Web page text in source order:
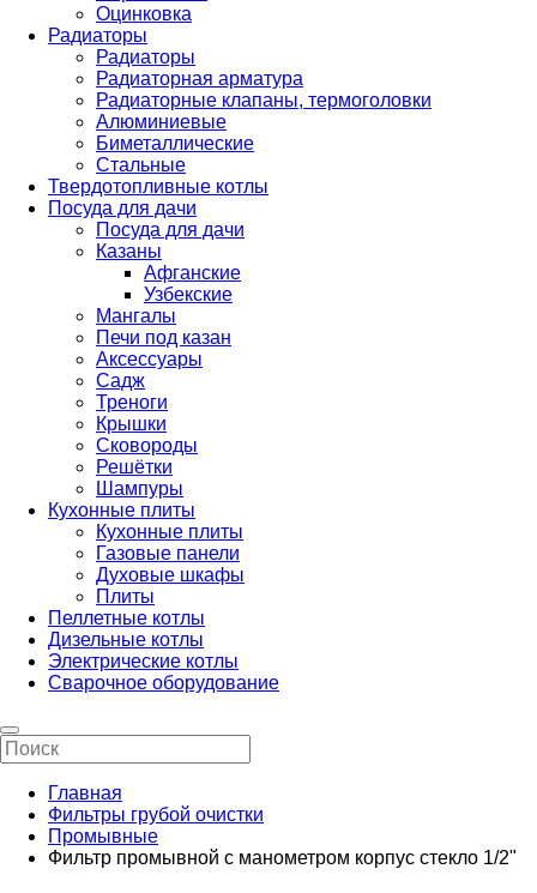
Оцинковка
Радиаторы
Радиаторы
Радиаторная арматура
Радиаторные клапаны, термоголовки
Алюминиевые
Биметаллические
Стальные
Твердотопливные котлы
Посуда для дачи
Посуда для дачи
Казаны
Афганские
Узбекские
Мангалы
Печи под казан
Аксессуары
Садж
Треноги
Крышки
Сковороды
Решётки
Шампуры
Кухонные плиты
Кухонные плиты
Газовые панели
Духовые шкафы
Плиты
Пеллетные котлы
Дизельные котлы
Электрические котлы
Сварочное оборудование
Главная
Фильтры грубой очистки
Промывные
Фильтр промывной с манометром корпус стекло 1/2"